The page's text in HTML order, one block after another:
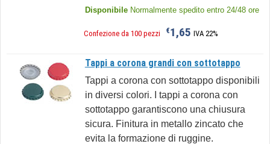
Disponibile Normalmente spedito entro 24/48 ore
Confezione da 100 pezzi €1,65 IVA 22%
Tappi a corona grandi con sottotappo
Tappi a corona con sottotappo disponibili
in diversi colori. I tappi a corona con
sottotappo garantiscono una chiusura
sicura. Finitura in metallo zincato che
evita la formazione di ruggine.